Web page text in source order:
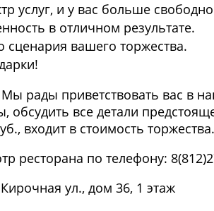
услуг, и у вас больше
в отличном результате.
сценария вашего торжества.
рады приветствовать вас в
все детали
входит в стоимость торжества.
ресторана по телефону:
ул., дом 36, 1 этаж